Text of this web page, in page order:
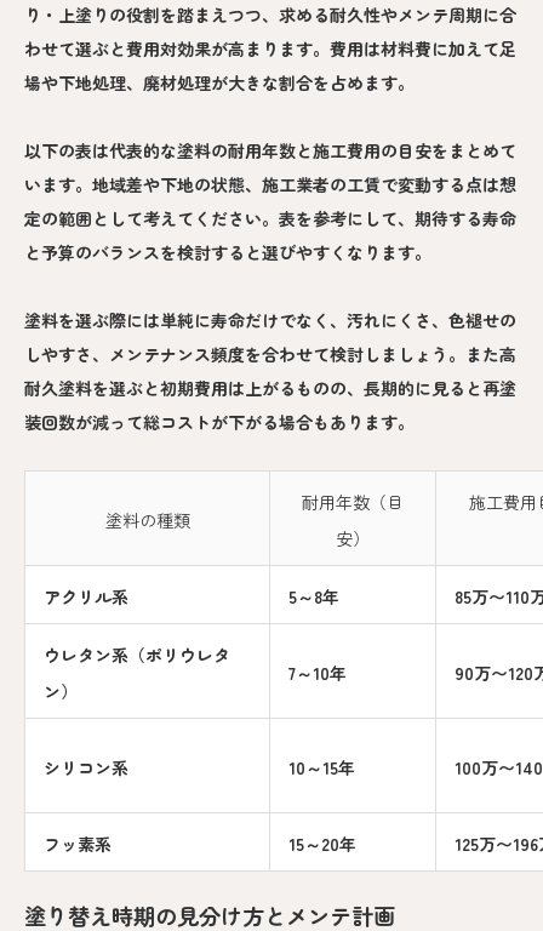
り・上塗りの役割を踏まえつつ、求める耐久性やメンテ周期に合
わせて選ぶと費用対効果が高まります。費用は材料費に加えて足
場や下地処理、廃材処理が大きな割合を占めます。
以下の表は代表的な塗料の耐用年数と施工費用の目安をまとめて
います。地域差や下地の状態、施工業者の工賃で変動する点は想
定の範囲として考えてください。表を参考にして、期待する寿命
と予算のバランスを検討すると選びやすくなります。
塗料を選ぶ際には単純に寿命だけでなく、汚れにくさ、色褪せの
しやすさ、メンテナンス頻度を合わせて検討しましょう。また高
耐久塗料を選ぶと初期費用は上がるものの、長期的に見ると再塗
装回数が減って総コストが下がる場合もあります。
塗料の種類
耐用年数（目
安）
施工費用
アクリル系 5～8年 85万〜110
ウレタン系（ポリウレタ
ン）
7～10年 90万〜120
シリコン系 10～15年 100万〜
フッ素系 15～20年 125万〜
塗り替え時期の見分け方とメンテ計画